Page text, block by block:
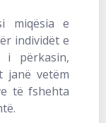
miqësia e
individët e
i përkasin,
janë vetëm
të fshehta